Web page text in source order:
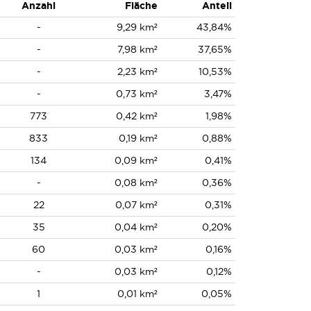
Anzahl Fläche
Anteil
-
9,29 km²
43,84%
-
7,98 km²
37,65%
-
2,23 km²
10,53%
-
0,73 km²
3,47%
773
0,42 km²
1,98%
833
0,19 km²
0,88%
134
0,09 km²
0,41%
-
0,08 km²
0,36%
22
0,07 km²
0,31%
35
0,04 km²
0,20%
60
0,03 km²
0,16%
-
0,03 km²
0,12%
1
0,01 km²
0,05%